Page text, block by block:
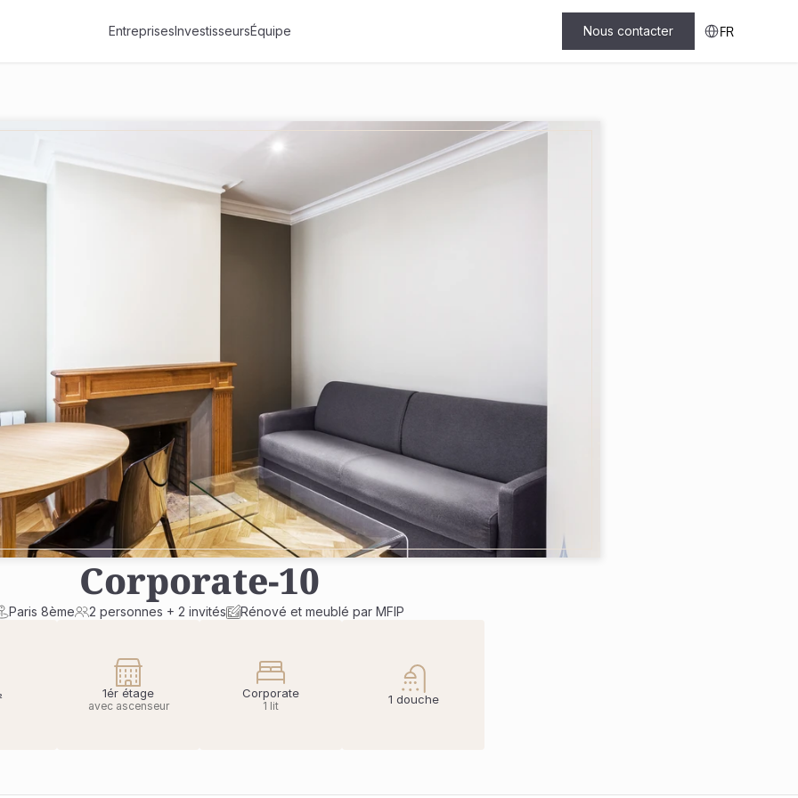
EntreprisesInvestisseursÉquipe Nous contacter FR
Corporate-10
Paris 8ème 2 personnes + 2 invités Rénové et meublé par MFIP
1ér étage
avec ascenseur
Corporate
1 lit 1 douche